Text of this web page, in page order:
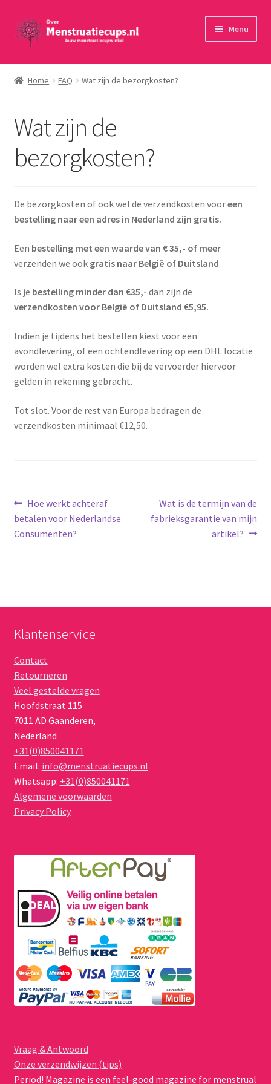
Ga
door
navigatie
Ga
naar
inhoud
Menu
Home
Menstruatiecups
Menstruatiedisks
Wasbaar maandverband
Toebehoren
Schoonmaken
Proefpakketten
wat je nog meer wil weten
Home FAQ Wat zijn de bezorgkosten?
Wat zijn de
bezorgkosten?
De bezorgkosten of ook wel de verzendkosten vooreen
bestelling naar een adres in Nederland zijn gratis.
Een bestelling met een waarde van € 35,- of meer
verzenden we ook gratis naar België of Duitsland.
Is je bestelling minder dan €35,- dan zijn de
verzendkosten voor België of Duitsland €5,95.
Indien je tijdens het bestellen kiest voor een
avondlevering, of een ochtendlevering op een DHL locatie
worden wel extra kosten die bij de vervoerder hiervoor
gelden in rekening gebracht.
Tot slot. Voor de rest van Europa bedragen de
verzendkosten minimaal €12,50.
Bericht
navigatie
Vorig
bericht:
Hoe werkt achteraf
betalen voor Nederlandse
Consumenten?
Volgend
bericht:
Wat is de termijn van de
fabrieksgarantie van mijn
artikel?
Klantenservice
Contact
Retourneren
Veel gestelde vragen
Hoofdstraat 115
7011 AD Gaanderen,
Nederland
+31(0)850041171
Email: info@menstruatiecups.nl
Whatsapp: +31(0)850041171
Algemene voorwaarden
Privacy Policy
Vraag & Antwoord
Onze verzendwijzen (tips)
Period! Magazine is een feel-good magazine for menstrual